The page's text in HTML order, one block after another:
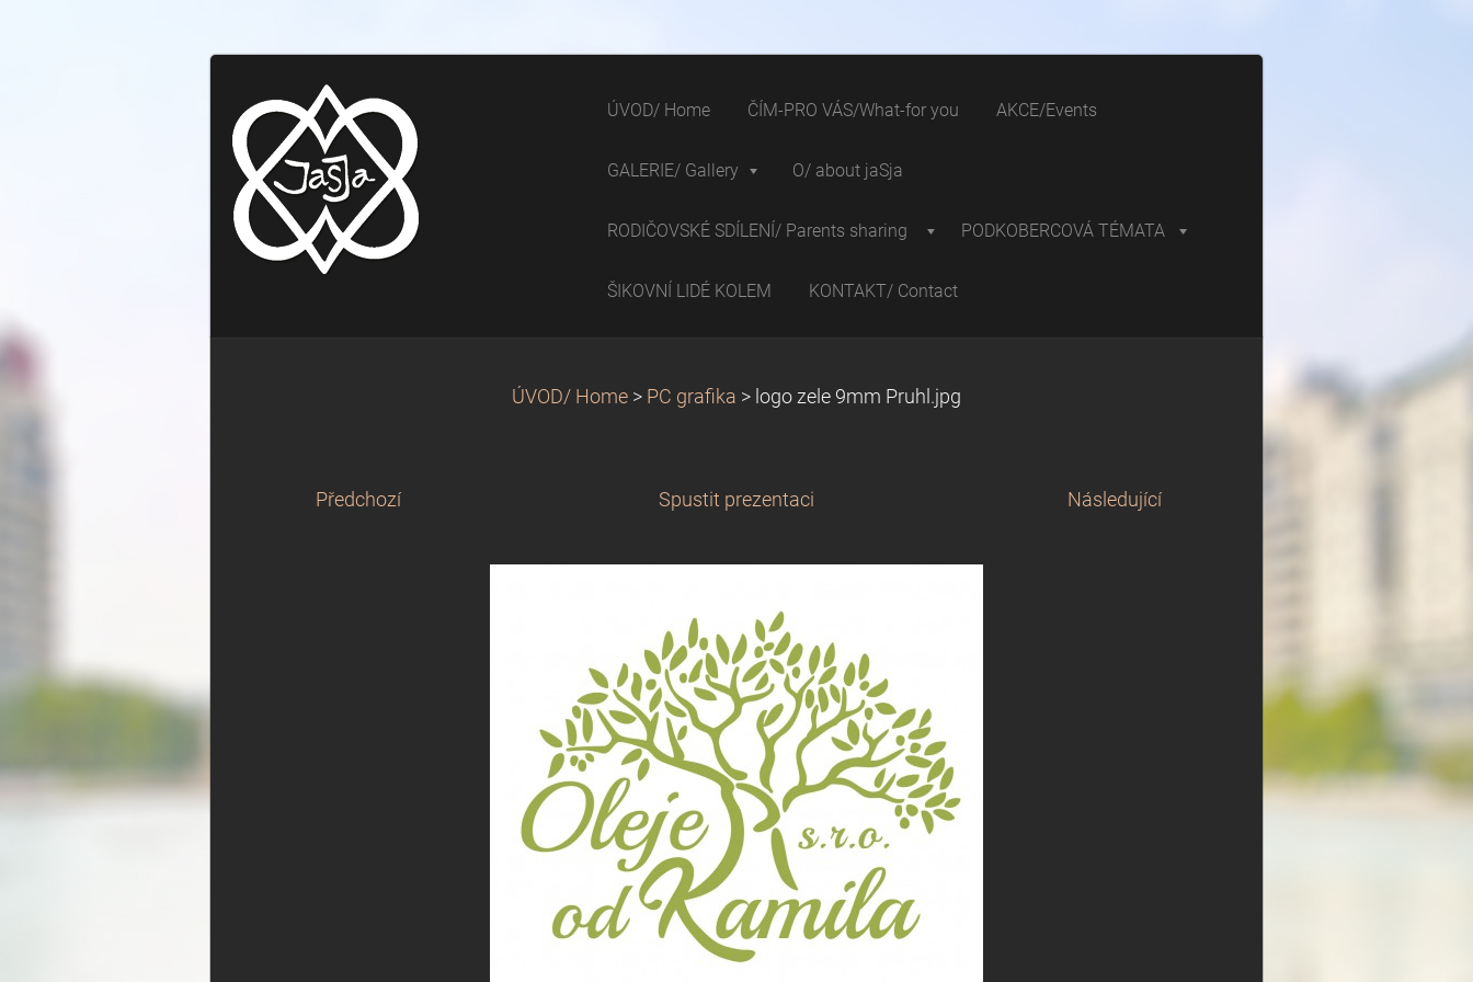
ÚVOD/ Home ČÍM-PRO VÁS/What-for you AKCE/Events
GALERIE/ Gallery O/ about jaSja
RODIČOVSKÉ SDÍLENÍ/ Parents sharing PODKOBERCOVÁ TÉMATA
ŠIKOVNÍ LIDÉ KOLEM KONTAKT/ Contact
ÚVOD/ Home > PC grafika > logo zele 9mm Pruhl.jpg
Předchozí Spustit prezentaci Následující